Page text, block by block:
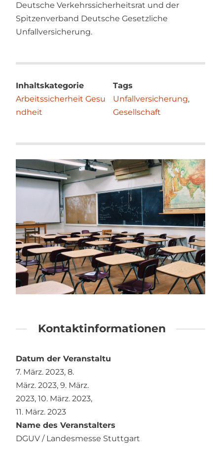
Deutsche Verkehrssicherheitsrat und der
Spitzenverband Deutsche Gesetzliche
Unfallversicherung.
Inhaltskategorie
Arbeitssicherheit Gesu
ndheit
Tags
Unfallversicherung,
Gesellschaft
Kontaktinformationen
Datum der Veranstaltung
7. März. 2023, 8.
März. 2023, 9. März.
2023, 10. März. 2023,
11. März. 2023
Name des Veranstalters
DGUV / Landesmesse Stuttgart